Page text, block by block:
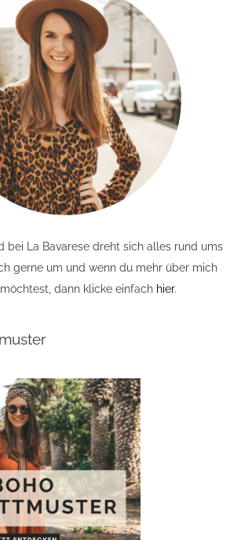
bei La Bavarese dreht sich alles rund ums
gerne um und wenn du mehr über mich
dann klicke einfach hier.